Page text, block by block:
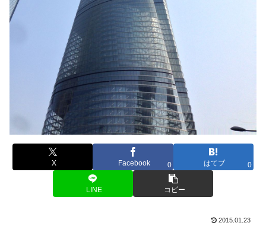
X Facebook 0 はてブ 0
LINE コピー
2015.01.23